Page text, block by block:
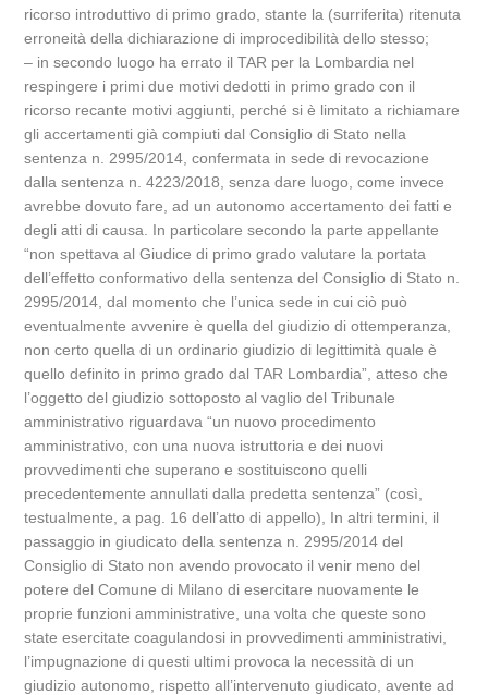
ricorso introduttivo di primo grado, stante la (surriferita) ritenuta
erroneità della dichiarazione di improcedibilità dello stesso;
– in secondo luogo ha errato il TAR per la Lombardia nel
respingere i primi due motivi dedotti in primo grado con il
ricorso recante motivi aggiunti, perché si è limitato a richiamare
gli accertamenti già compiuti dal Consiglio di Stato nella
sentenza n. 2995/2014, confermata in sede di revocazione
dalla sentenza n. 4223/2018, senza dare luogo, come invece
avrebbe dovuto fare, ad un autonomo accertamento dei fatti e
degli atti di causa. In particolare secondo la parte appellante
“non spettava al Giudice di primo grado valutare la portata
dell’effetto conformativo della sentenza del Consiglio di Stato n.
2995/2014, dal momento che l’unica sede in cui ciò può
eventualmente avvenire è quella del giudizio di ottemperanza,
non certo quella di un ordinario giudizio di legittimità quale è
quello definito in primo grado dal TAR Lombardia”, atteso che
l’oggetto del giudizio sottoposto al vaglio del Tribunale
amministrativo riguardava “un nuovo procedimento
amministrativo, con una nuova istruttoria e dei nuovi
provvedimenti che superano e sostituiscono quelli
precedentemente annullati dalla predetta sentenza” (così,
testualmente, a pag. 16 dell’atto di appello), In altri termini, il
passaggio in giudicato della sentenza n. 2995/2014 del
Consiglio di Stato non avendo provocato il venir meno del
potere del Comune di Milano di esercitare nuovamente le
proprie funzioni amministrative, una volta che queste sono
state esercitate coagulandosi in provvedimenti amministrativi,
l’impugnazione di questi ultimi provoca la necessità di un
giudizio autonomo, rispetto all’intervenuto giudicato, avente ad